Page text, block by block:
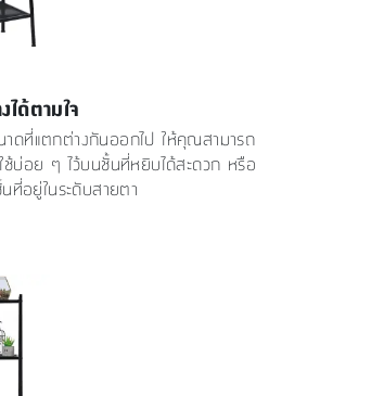
ได้ตามใจ
ดที่แตกต่างกันออกไป ให้คุณสามารถ
ใช้บ่อย ๆ ไว้บนชั้นที่หยิบได้สะดวก หรือ
ที่อยู่ในระดับสายตา